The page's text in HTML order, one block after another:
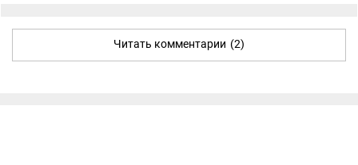
Читать комментарии (2)